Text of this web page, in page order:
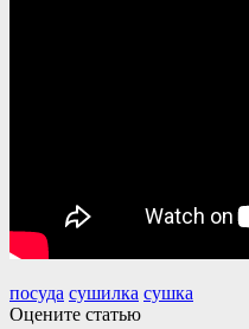
посуда сушилка сушка
Оцените статью